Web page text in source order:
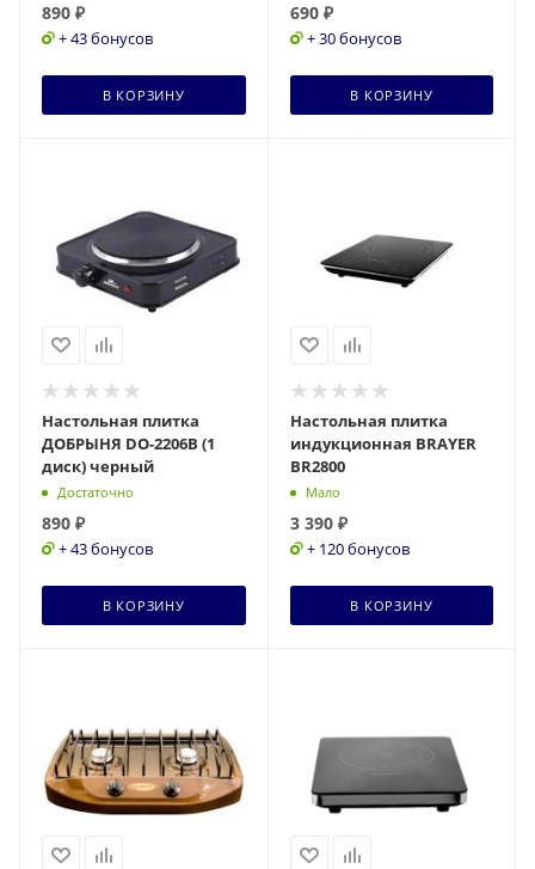
890 ₽
+ 43 бонусов
В КОРЗИНУ
690₽
+ 30 бонусов
В КОРЗИНУ
Настольная плитка
ДОБРЫНЯ DO-2206B (1
диск) черный
Достаточно
890 ₽
+ 43 бонусов
В КОРЗИНУ
Настольная плитка
индукционная BRAYER
BR2800
Мало
3 390₽
+ 120 бонусов
В КОРЗИНУ